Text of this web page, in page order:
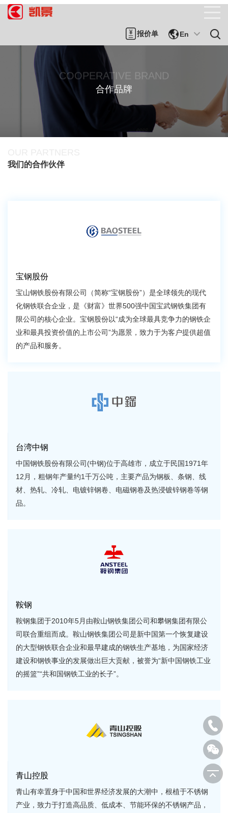
报价单 En
COOPERATIVE BRAND
合作品牌
我们的合作伙伴
宝钢股份
宝山钢铁股份有限公司（简称“宝钢股份”）是全球领先的现代
化钢铁联合企业，是《财富》世界500强中国宝武钢铁集团有
限公司的核心企业。宝钢股份以“成为全球最具竞争力的钢铁企
业和最具投资价值的上市公司”为愿景，致力于为客户提供超值
的产品和服务。
台湾中钢
中国钢铁股份有限公司(中钢)位于高雄市，成立于民国1971年
12月，粗钢年产量约1千万公吨，主要产品为钢板、条钢、线
材、热轧、冷轧、电镀锌钢卷、电磁钢卷及热浸镀锌钢卷等钢
品。
鞍钢
鞍钢集团于2010年5月由鞍山钢铁集团公司和攀钢集团有限公
司联合重组而成。鞍山钢铁集团公司是新中国第一个恢复建设
的大型钢铁联合企业和最早建成的钢铁生产基地，为国家经济
建设和钢铁事业的发展做出巨大贡献，被誉为“新中国钢铁工业
的摇篮”“共和国钢铁工业的长子”。
青山控股
青山有幸置身于中国和世界经济发展的大潮中，根植于不锈钢
产业，致力于打造高品质、低成本、节能环保的不锈钢产品，